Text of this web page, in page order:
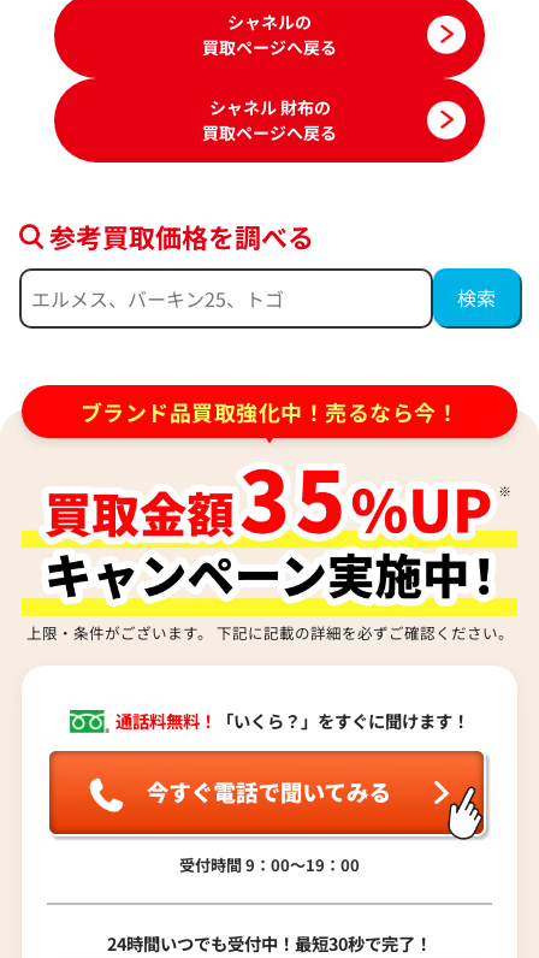
シャネル カメリア 財布 パテントレザー
24,000円
2026年5月17日時点
シャネル アイコン
ッチ ホースヘア
20,000 円
2026年6月3日時点
シャネル アンリミテッド 財布 レザー シャネル 旧トラベ
シャネルの
買取ページへ戻る
シャネル 財布の
買取ページへ戻る
参考買取価格を調べる
ブランド品買取強化中！売るなら今！
上限・条件がございます。 下記に記載の詳細を必ずご確認ください。
通話料無料！ 「いくら？」をすぐに聞けます！
受付時間 9：00〜19：00
24時間いつでも受付中！最短30秒で完了！